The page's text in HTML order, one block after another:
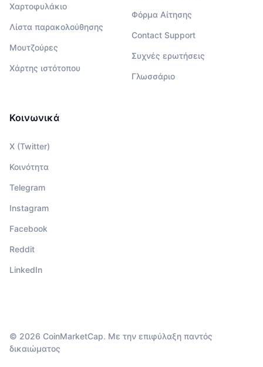
Χαρτοφυλάκιο
Λίστα παρακολούθησης
Μουτζούρες
Χάρτης ιστότοπου
Φόρμα Αίτησης
Contact Support
Συχνές ερωτήσεις
Γλωσσάριο
Κοινωνικά
X (Twitter)
Κοινότητα
Telegram
Instagram
Facebook
Reddit
LinkedIn
© 2026 CoinMarketCap. Με την επιφύλαξη παντός
δικαιώματος